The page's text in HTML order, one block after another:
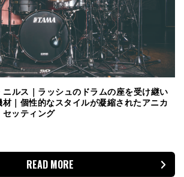
ニルス｜ラッシュのドラムの座を受け継い
｜個性的なスタイルが凝縮されたアニカ
ッティング
READ MORE